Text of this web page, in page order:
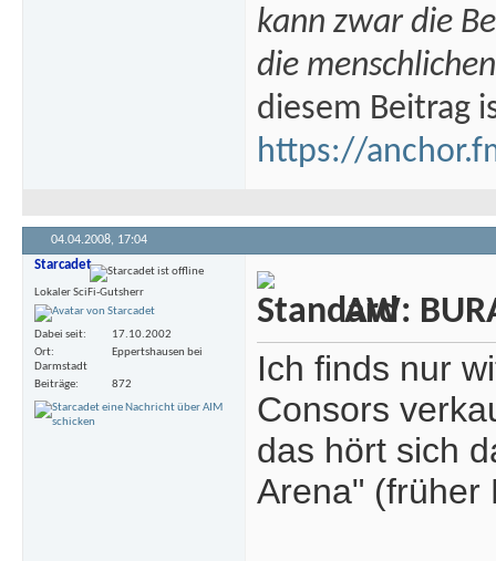
kann zwar die
die
diesem Beitrag
https://
04.04.2008, 17:04
Starcadet
Lokaler SciFi-Gutsherr
Dabei seit
17.10.2002
Ort
Eppertshausen bei
Darmstadt
Beiträge
872
AW:
Ich finds nur
Consors
das hört sich
Arena" (früher